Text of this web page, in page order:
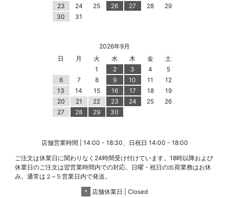
23
24 25 26 27 28
29
30
31
2026年9月
日
月 火 水 木 金
土
1
2 3 4
5
6
7 8 9 10 11
12
13
14 15 16 17 18
19
20
21 22 23 24 25
26
27
28 29 30
店舗営業時間 | 14:00 - 18:30、日祝日 14:00 - 18:00
ご注文は休業日に関わりなく24時間受け付けています。18時以降および
休業日のご注文は翌営業時間内での対応。日曜・祝日の出荷業務はお休
み。通常は２~５営業日内で発送。
＊
店舗休業日 | Closed